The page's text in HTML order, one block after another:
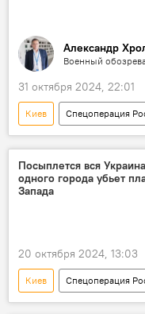
Жозеп Боррель
Александр
Военный
31 октября 2024, 22:01
Киев
Спецоперация
Россия
Украина
ВСУ
ВС РФ
НАТО
Пентагон
Посыплется вся
одного города убьет
Запада
20 октября 2024, 13:03
Киев
Спецоперация
Россия
Украина